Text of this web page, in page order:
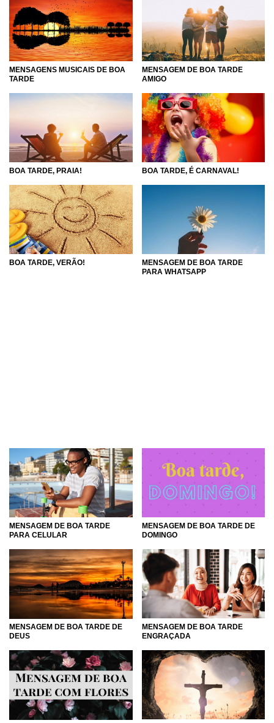
será único, mas dia após dia, de qualquer modo, a vida
valerá a pena, mesmo com todas aquelas tardes já vividas
e todas as peculiaridades de cada uma delas. Inspire-se
nesse momento de renovação, aproveite a tarde para
enxergar aquilo de melhor que há em você. Com palavras
cheias de sentimentos, você será capaz de entrar em
que você mais ama e deseje uma boa tarde de todo o seu
coração!
MENSAGENS MUSICAIS DE BOA
TARDE
MENSAGEM DE BOA TARDE
AMIGO
BOA TARDE, PRAIA! BOA TARDE, É CARNAVAL!
BOA TARDE, VERÃO!
MENSAGEM DE BOA TARDE
PARA WHATSAPP
MENSAGEM DE BOA TARDE
PARA CELULAR
MENSAGEM DE BOA TARDE DE
DOMINGO
MENSAGEM DE BOA TARDE DE
DEUS
MENSAGEM DE BOA TARDE
ENGRAÇADA